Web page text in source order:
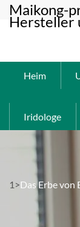
Maikong-
Hersteller
Heim
Iridologe
1>Das Erbe von